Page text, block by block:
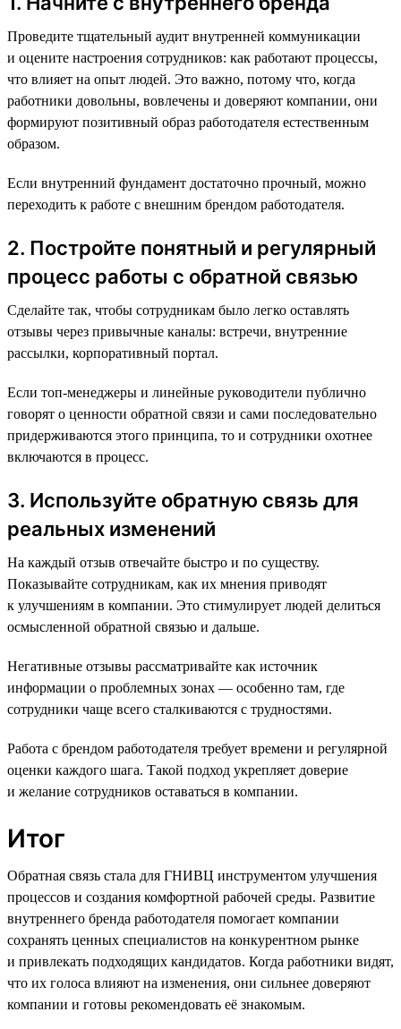
Проведите тщательный аудит внутренней коммуникации
и оцените настроения сотрудников: как работают процессы,
что влияет на опыт людей. Это важно, потому что, когда
работники довольны, вовлечены и доверяют компании, они
формируют позитивный образ работодателя естественным
образом.
Если внутренний фундамент достаточно прочный, можно
переходить к работе с внешним брендом работодателя.
2. Постройте понятный и регулярный
процесс работы с обратной связью
Сделайте так, чтобы сотрудникам было легко оставлять
отзывы через привычные каналы: встречи, внутренние
рассылки, корпоративный портал.
Если топ-менеджеры и линейные руководители публично
говорят о ценности обратной связи и сами последовательно
придерживаются этого принципа, то и сотрудники охотнее
включаются в процесс.
3. Используйте обратную связь для
реальных изменений
На каждый отзыв отвечайте быстро и по существу.
Показывайте сотрудникам, как их мнения приводят
к улучшениям в компании. Это стимулирует людей делиться
осмысленной обратной связью и дальше.
Негативные отзывы рассматривайте как источник
информации о проблемных зонах — особенно там, где
сотрудники чаще всего сталкиваются с трудностями.
Работа с брендом работодателя требует времени и регулярной
оценки каждого шага. Такой подход укрепляет доверие
и желание сотрудников оставаться в компании.
Итог
Обратная связь стала для ГНИВЦ инструментом улучшения
процессов и создания комфортной рабочей среды. Развитие
внутреннего бренда работодателя помогает компании
сохранять ценных специалистов на конкурентном рынке
и привлекать подходящих кандидатов. Когда работники видят,
что их голоса влияют на изменения, они сильнее доверяют
компании и готовы рекомендовать её знакомым.